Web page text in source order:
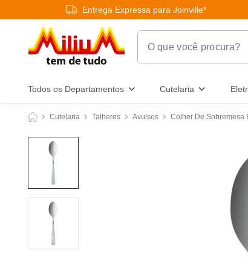
Entrega Expressa para Joinville*
O que você procura?
Todos os Departamentos Cutelaria
Cutelaria Talheres Avulsos Colher De Sobremesa
frigideira multiflon